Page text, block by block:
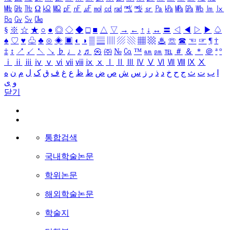
㎒ ㎓ ㎔ Ω ㏀ ㏁ ㎊ ㎋ ㎌ ㏖ ㏅ ㎭ ㎮ ㎯ ㏛ ㎩ ㎪ ㎫ ㎬ ㏝ ㏐
㏓
㏃ ㏉ ㏜ ㏆
§ ※ ☆ ★ ○ ● ◎ ◇ ◆ □ ■ △ ▽ → ← ↑ ↓ ↔ 〓 ◁ ◀ ▷ ▶ ♤
♠ ♡ ♥ ♧ ♣ ⊙ ◈ ▣ ◐ ◑ ▒ ▤ ▨ ▧ ▦ ▩ ♨ ☏ ☎ ☜ ☞ ¶ †
‡ ↕ ↗ ↙ ↖ ↘ ♭ ♩ ♪ ♬ ㉿ ㈜ № ㏇ ™ ㏂ ㏘ ℡ ＃ ＆ ＊ ＠ ª º
ⅰ
ⅱ ⅲ ⅳ ⅴ ⅵ ⅶ ⅷ ⅸ ⅹ Ⅳ Ⅴ Ⅵ Ⅶ Ⅷ Ⅸ Ⅹ
ب ت ث ج ح خ د ذ ر ز س ش ص ض ط ظ ع غ ف ق ک ل م ن ه
و ی
닫기
통합검색
국내학술논문
학위논문
해외학술논문
학술지